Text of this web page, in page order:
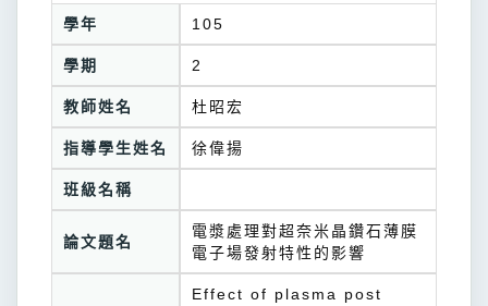
學年 105
學期 2
教師姓名 杜昭宏
指導學生姓名 徐偉揚
班級名稱
論文題名
電漿處理對超奈米晶鑽石薄膜
電子場發射特性的影響
Effect of plasma post